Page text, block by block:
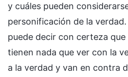
y cuáles pueden
personificación de la
puede decir con certeza que
tienen nada que ver con la
a la verdad y van en contra